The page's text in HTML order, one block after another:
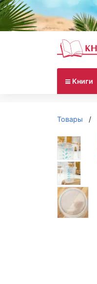
Книги
Товары